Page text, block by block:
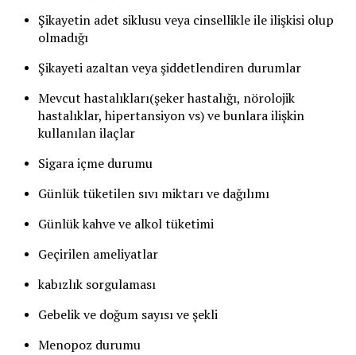
Şikayetin adet siklusu veya cinsellikle ile ilişkisi olup
olmadığı
Şikayeti azaltan veya şiddetlendiren durumlar
Mevcut hastalıkları(şeker hastalığı, nörolojik
hastalıklar, hipertansiyon vs) ve bunlara ilişkin
kullanılan ilaçlar
Sigara içme durumu
Günlük tüketilen sıvı miktarı ve dağılımı
Günlük kahve ve alkol tüketimi
Geçirilen ameliyatlar
kabızlık sorgulaması
Gebelik ve doğum sayısı ve şekli
Menopoz durumu